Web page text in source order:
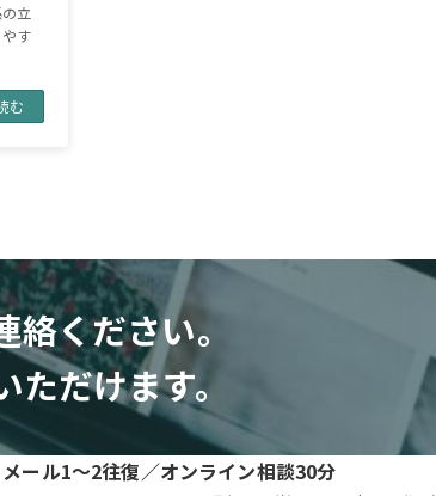
立
す
む
ください。
ただけます。
メール1～2往復／オンライン相談30分